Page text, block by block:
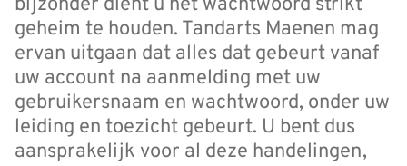
geheim te houden. Tandarts Maenen mag
ervan uitgaan dat alles dat gebeurt vanaf
uw account na aanmelding met uw
gebruikersnaam en wachtwoord, onder uw
leiding en toezicht gebeurt. U bent dus
aansprakelijk voor al deze handelingen,